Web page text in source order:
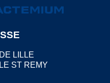
LILLE
ST REMY